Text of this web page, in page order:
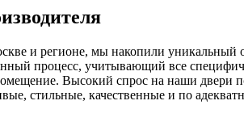
и регионе, мы накопили
процесс, учитывающий все
Высокий спрос на наши двери
стильные, качественные и по